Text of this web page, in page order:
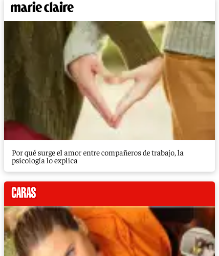
Por qué surge el amor entre compañeros de trabajo, la
psicología lo explica